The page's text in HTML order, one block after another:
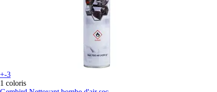
+-3
1 coloris